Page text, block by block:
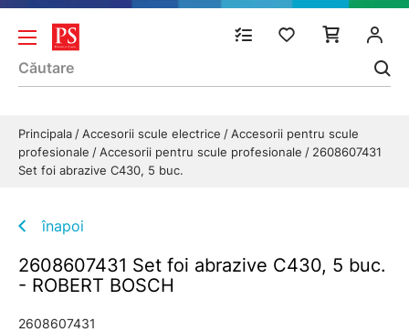
Principala Accesorii scule electrice
Accesorii pentru scule
profesionale
Accesorii pentru scule profesionale
2608607431
Set foi abrazive C430, 5 buc.
înapoi
2608607431 Set foi abrazive C430, 5 buc.
- ROBERT BOSCH
2608607431